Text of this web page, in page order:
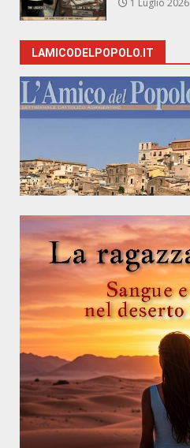
1 Luglio 2026
LAMICODELPOPOLO.IT